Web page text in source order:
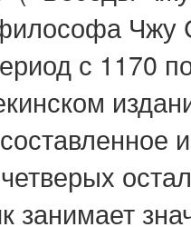
Чжу
с 1170
занимает